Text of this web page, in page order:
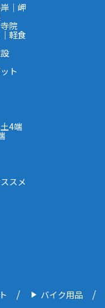
｜岬
院
軽食
ト
4端
スメ
バイク用品